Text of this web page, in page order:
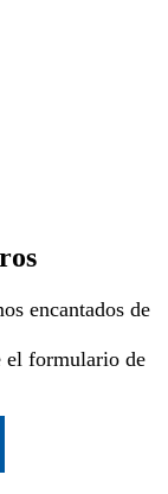
encantados de
el formulario de